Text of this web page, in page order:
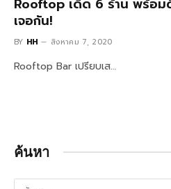
เจอกัน!
BY HH สิงหาคม 7, 2020
Rooftop Bar เปรียบเส…
ค้นหา